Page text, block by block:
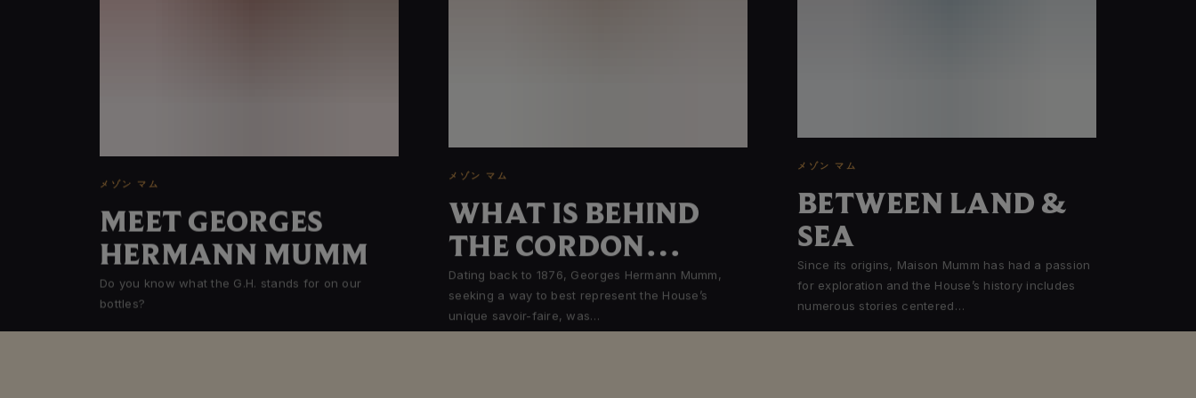
メゾン マム
MEET GEORGES
HERMANN MUMM
Do you know what the G.H. stands for on our
bottles?
メゾン マム
WHAT IS BEHIND
THE CORDON
ROUGE
Dating back to 1876, Georges Hermann Mumm,
seeking a way to best represent the House’s
unique savoir-faire, was…
メゾン マム
BETWEEN LAND &
SEA
Since its origins, Maison Mumm has had a passion
for exploration and the House’s history includes
numerous stories centered…